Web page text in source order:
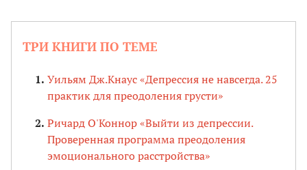
ТРИ КНИГИ ПО ТЕМЕ
Уильям Дж.Кнаус «Депрессия не навсегда. 25
практик для преодоления грусти»
Ричард О'Коннор «Выйти из депрессии.
Проверенная программа преодоления
эмоционального расстройства»